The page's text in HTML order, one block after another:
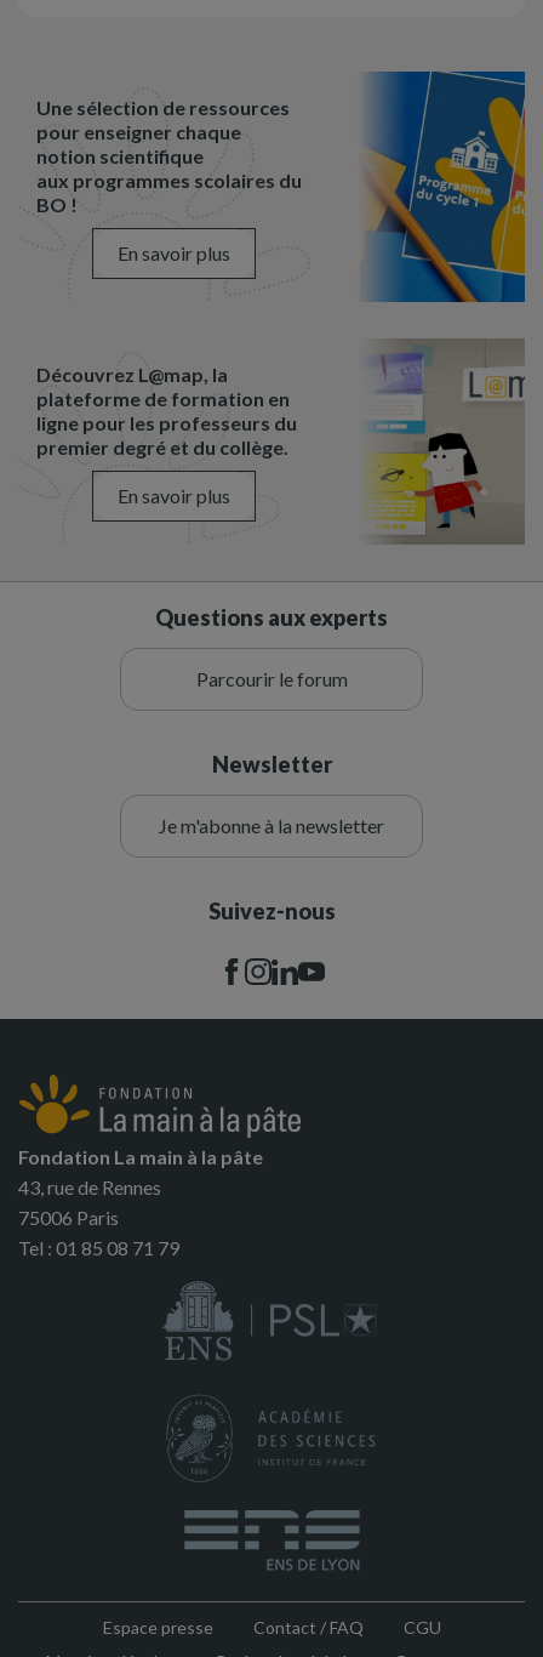
Une sélection de ressources
pour enseigner chaque
notion scientifique
aux programmes scolaires du
BO !
En savoir plus
Découvrez L@map, la
plateforme de formation en
ligne pour les professeurs du
premier degré et du collège.
En savoir plus
Questions aux experts
Parcourir le forum
Newsletter
Je m'abonne à la newsletter
Suivez-nous
Fondation La main à la pâte
43, rue de Rennes
75006 Paris
Tel : 01 85 08 71 79
Espace presse Contact / FAQ
CGU